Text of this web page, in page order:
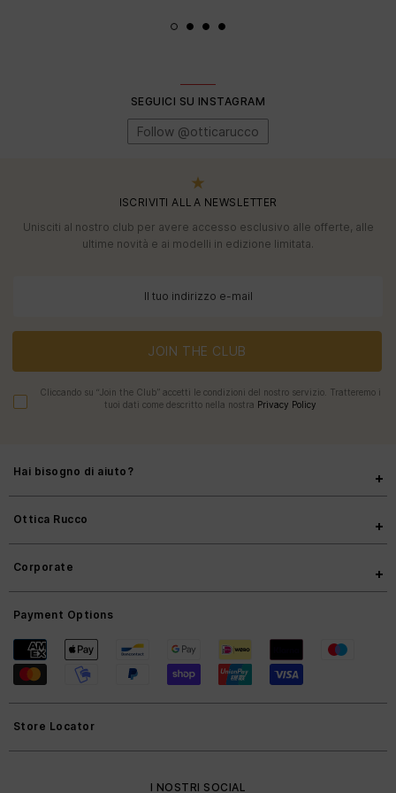
SEGUICI SU INSTAGRAM
Follow @otticarucco
ISCRIVITI ALLA NEWSLETTER
Unisciti al nostro club per avere accesso esclusivo alle offerte, alle
ultime novità e ai modelli in edizione limitata.
JOIN THE CLUB
Cliccando su “Join the Club” accetti le condizioni del nostro servizio. Tratteremo i
tuoi dati come descritto nella nostra Privacy Policy
Hai bisogno di aiuto?
Ottica Rucco
Corporate
Payment Options
Store Locator
I NOSTRI SOCIAL